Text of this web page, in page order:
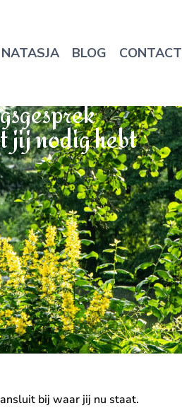
BLOG CONTACT
jij nodig hebt
bij waar jij nu staat.